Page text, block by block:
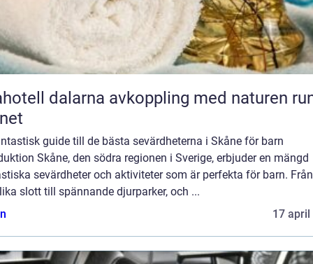
avkoppling med naturen runt
guide till de bästa sevärdheterna i Skåne för barn
Skåne, den södra regionen i Sverige, erbjuder en mängd
sevärdheter och aktiviteter som är perfekta för barn. Från
slott till spännande djurparker, och ...
17 april